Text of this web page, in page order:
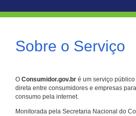
Sobre o Serviço
O Consumidor.gov.br é um serviço
direta entre consumidores e empresas
consumo pela internet.
Monitorada pela Secretaria Nacional do